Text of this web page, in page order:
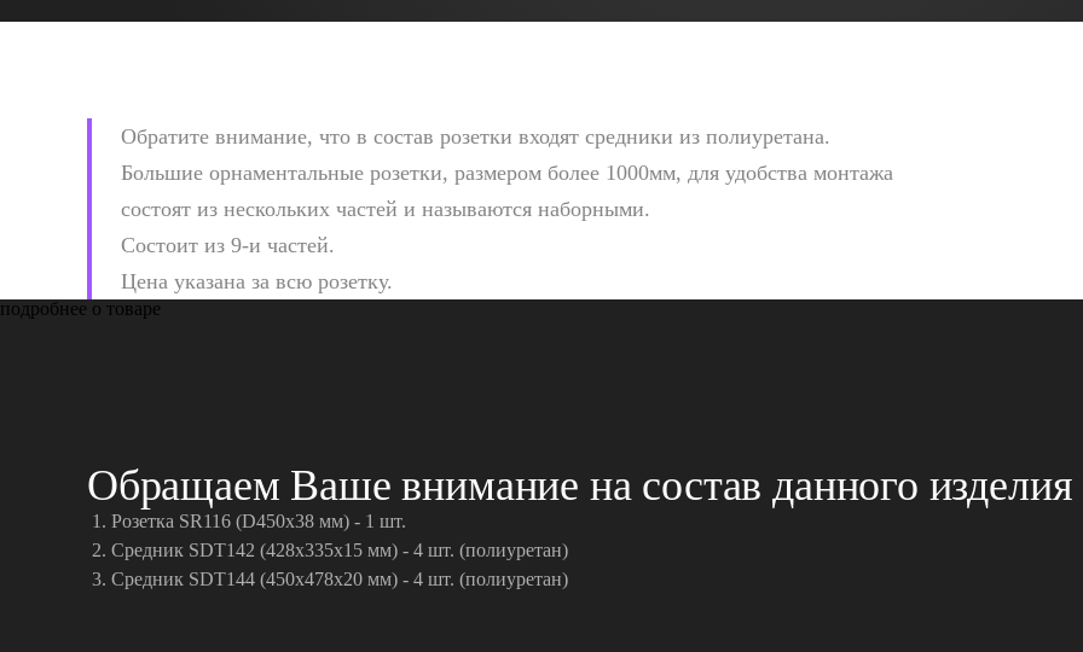
Обратите внимание, что в состав розетки входят средники из полиуретана.
Большие орнаментальные розетки, размером более 1000мм, для удобства монтажа
состоят из нескольких частей и называются наборными.
Состоит из 9-и частей.
Цена указана за всю розетку.
подробнее о товаре
Обращаем Ваше внимание на состав данного изделия
Розетка SR116 (D450x38 мм) - 1 шт.
Средник SDT142 (428х335х15 мм) - 4 шт. (полиуретан)
Средник SDT144 (450х478х20 мм) - 4 шт. (полиуретан)